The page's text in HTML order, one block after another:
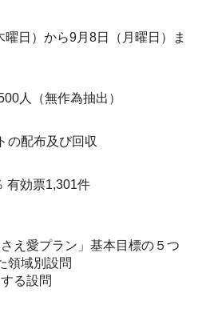
日）から9月8日（月曜日）ま
人（無作為抽出）
の配布及び回収
有効票1,301件
え愛プラン」基本目標の５つ
領域別設問
る設問